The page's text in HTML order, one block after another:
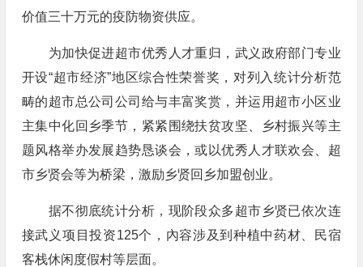
价值三十万元的疫防物资供应。
为加快促进超市优秀人才重归，武义政府部门专业
开设“超市经济”地区综合性荣誉奖，对列入统计分析范
畴的超市总公司公司给与丰富奖赏，并运用超市小区业
主集中化回乡季节，紧紧围绕扶贫攻坚、乡村振兴等主
题风格举办发展趋势恳谈会，或以优秀人才联欢会、超
市乡贤会等为桥梁，激励乡贤回乡加盟创业。
据不彻底统计分析，现阶段众多超市乡贤已依次连
接武义项目投资125个，內容涉及到种植中药材、民宿
客栈休闲度假村等层面。